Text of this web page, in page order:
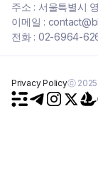
주소 : 서울특별시
이메일 :
전화 : 02-6964-
Privacy Policyⓒ 2025